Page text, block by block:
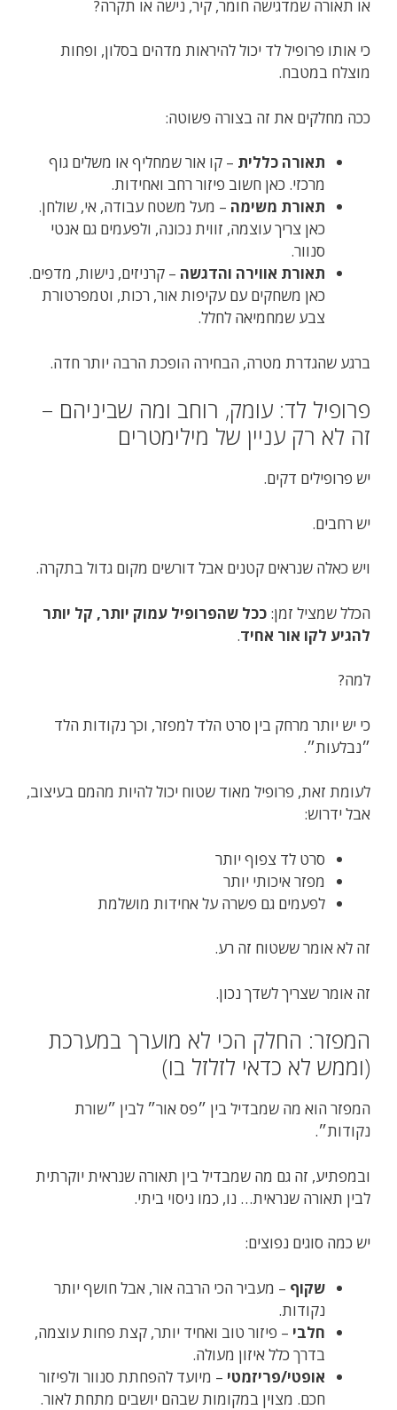
או תאורה שמדגישה חומר, קיר, נישה או תקרה?
כי אותו פרופיל לד יכול להיראות מדהים בסלון, ופחות
מוצלח במטבח.
ככה מחלקים את זה בצורה פשוטה:
תאורה כללית – קו אור שמחליף או משלים גוף
מרכזי. כאן חשוב פיזור רחב ואחידות.
תאורת משימה – מעל משטח עבודה, אי, שולחן.
כאן צריך עוצמה, זווית נכונה, ולפעמים גם אנטי
סנוור.
תאורת אווירה והדגשה – קרניזים, נישות, מדפים.
כאן משחקים עם עקיפות אור, רכות, וטמפרטורת
צבע שמחמיאה לחלל.
ברגע שהגדרת מטרה, הבחירה הופכת הרבה יותר חדה.
פרופיל לד: עומק, רוחב ומה שביניהם –
זה לא רק עניין של מילימטרים
יש פרופילים דקים.
יש רחבים.
ויש כאלה שנראים קטנים אבל דורשים מקום גדול בתקרה.
הכלל שמציל זמן: ככל שהפרופיל עמוק יותר, קל יותר
להגיע לקו אור אחיד.
למה?
כי יש יותר מרחק בין סרט הלד למפזר, וכך נקודות הלד
״נבלעות״.
לעומת זאת, פרופיל מאוד שטוח יכול להיות מהמם בעיצוב,
אבל ידרוש:
סרט לד צפוף יותר
מפזר איכותי יותר
לפעמים גם פשרה על אחידות מושלמת
זה לא אומר ששטוח זה רע.
זה אומר שצריך לשדך נכון.
המפזר: החלק הכי לא מוערך במערכת
(וממש לא כדאי לזלזל בו)
המפזר הוא מה שמבדיל בין ״פס אור״ לבין ״שורת
נקודות״.
ובמפתיע, זה גם מה שמבדיל בין תאורה שנראית יוקרתית
לבין תאורה שנראית… נו, כמו ניסוי ביתי.
יש כמה סוגים נפוצים:
שקוף – מעביר הכי הרבה אור, אבל חושף יותר
נקודות.
חלבי – פיזור טוב ואחיד יותר, קצת פחות עוצמה,
בדרך כלל איזון מעולה.
אופטי/פריזמטי – מיועד להפחתת סנוור ולפיזור
חכם. מצוין במקומות שבהם יושבים מתחת לאור.